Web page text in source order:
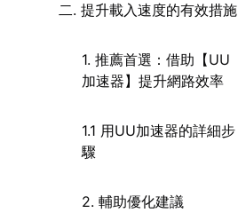
二. 提升載入速度的有效措施
1. 推薦首選：借助【UU
加速器】提升網路效率
1.1 用UU加速器的詳細步
驟
2. 輔助優化建議